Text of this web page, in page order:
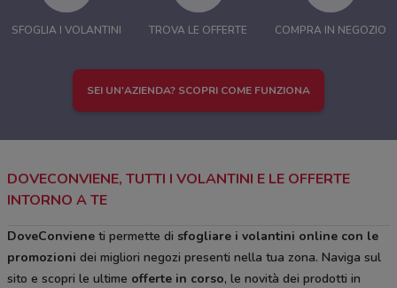
SFOGLIA I VOLANTINI TROVA LE OFFERTE COMPRA IN NEGOZIO
SEI UN'AZIENDA? SCOPRI COME FUNZIONA
DOVECONVIENE, TUTTI I VOLANTINI E LE OFFERTE
INTORNO A TE
DoveConviene ti permette di sfogliare i volantini online con le
promozioni dei migliori negozi presenti nella tua zona. Naviga sul
sito e scopri le ultime offerte in corso, le novità dei prodotti in